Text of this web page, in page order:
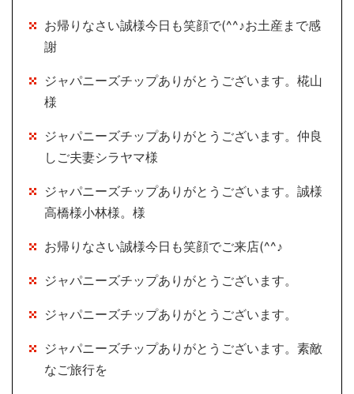
お帰りなさい誠様今日も笑顔で(^^♪お土産まで感
謝
ジャパニーズチップありがとうございます。椛山
様
ジャパニーズチップありがとうございます。仲良
しご夫妻シラヤマ様
ジャパニーズチップありがとうございます。誠様
高橋様小林様。様
お帰りなさい誠様今日も笑顔でご来店(^^♪
ジャパニーズチップありがとうございます。
ジャパニーズチップありがとうございます。
ジャパニーズチップありがとうございます。素敵
なご旅行を